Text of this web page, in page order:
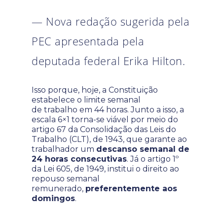
— Nova redação sugerida pela
PEC apresentada pela
deputada federal Erika Hilton.
Isso porque, hoje, a Constituição
estabelece o limite semanal
de trabalho em 44 horas. Junto a isso, a
escala 6×1 torna-se viável por meio do
artigo 67 da Consolidação das Leis do
Trabalho (CLT), de 1943, que garante ao
trabalhador um descanso semanal de
24 horas consecutivas. Já o artigo 1º
da Lei 605, de 1949, institui o direito ao
repouso semanal
remunerado, preferentemente aos
domingos.